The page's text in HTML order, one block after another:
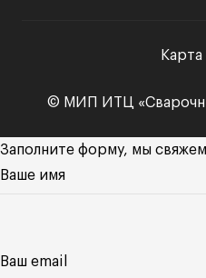
© МИП ИТЦ
Карта
Заполните форму, мы
Ваше имя
Ваш email